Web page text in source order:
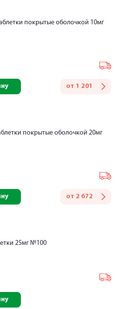
покрытые оболочкой 10мг
от 1 201
покрытые оболочкой 20мг
от 2 672
25мг №100